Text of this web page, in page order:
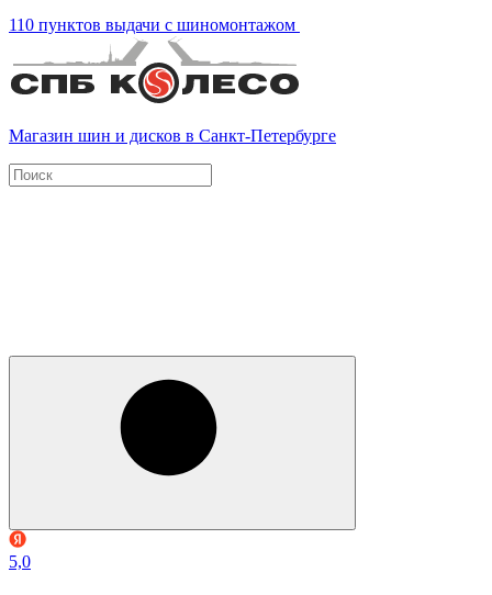
110 пунктов выдачи с шиномонтажом
Магазин шин и дисков в Санкт-Петербурге
5,0